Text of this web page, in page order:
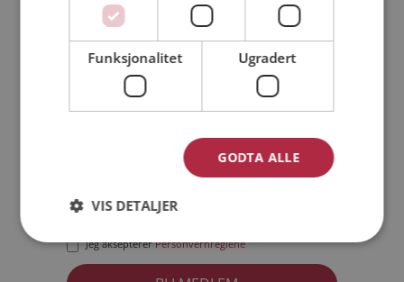
Jeg akseptererPersonvernreglene
Funksjonalitet Ugradert
GODTA ALLE
VIS DETALJER